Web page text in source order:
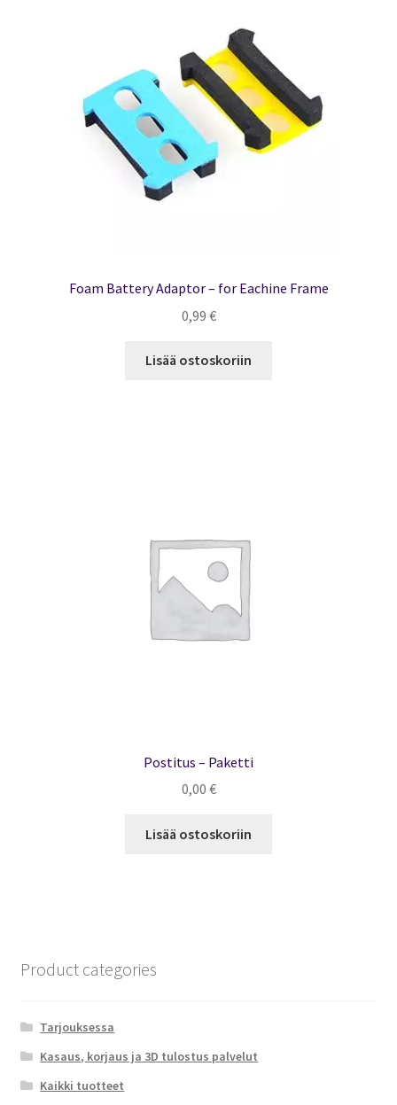
Foam Battery Adaptor – for Eachine Frame
0,99 €
Lisää ostoskoriin
Postitus – Paketti
0,00 €
Lisää ostoskoriin
Product categories
Tarjouksessa
Kasaus, korjaus ja 3D tulostus palvelut
Kaikki tuotteet